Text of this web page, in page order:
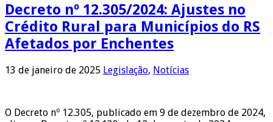
Decreto nº 12.305/2024: Ajustes no
Crédito Rural para Municípios do RS
Afetados por Enchentes
13 de janeiro de 2025 Legislação, Notícias
O Decreto nº 12.305, publicado em 9 de dezembro de 2024,